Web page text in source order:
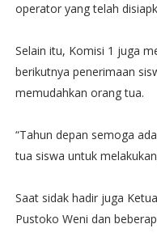
operator yang telah
Selain itu, Komisi 1 juga
berikutnya penerimaan
memudahkan orang tua.
“Tahun depan semoga
tua siswa untuk
Saat sidak hadir juga
Pustoko Weni dan